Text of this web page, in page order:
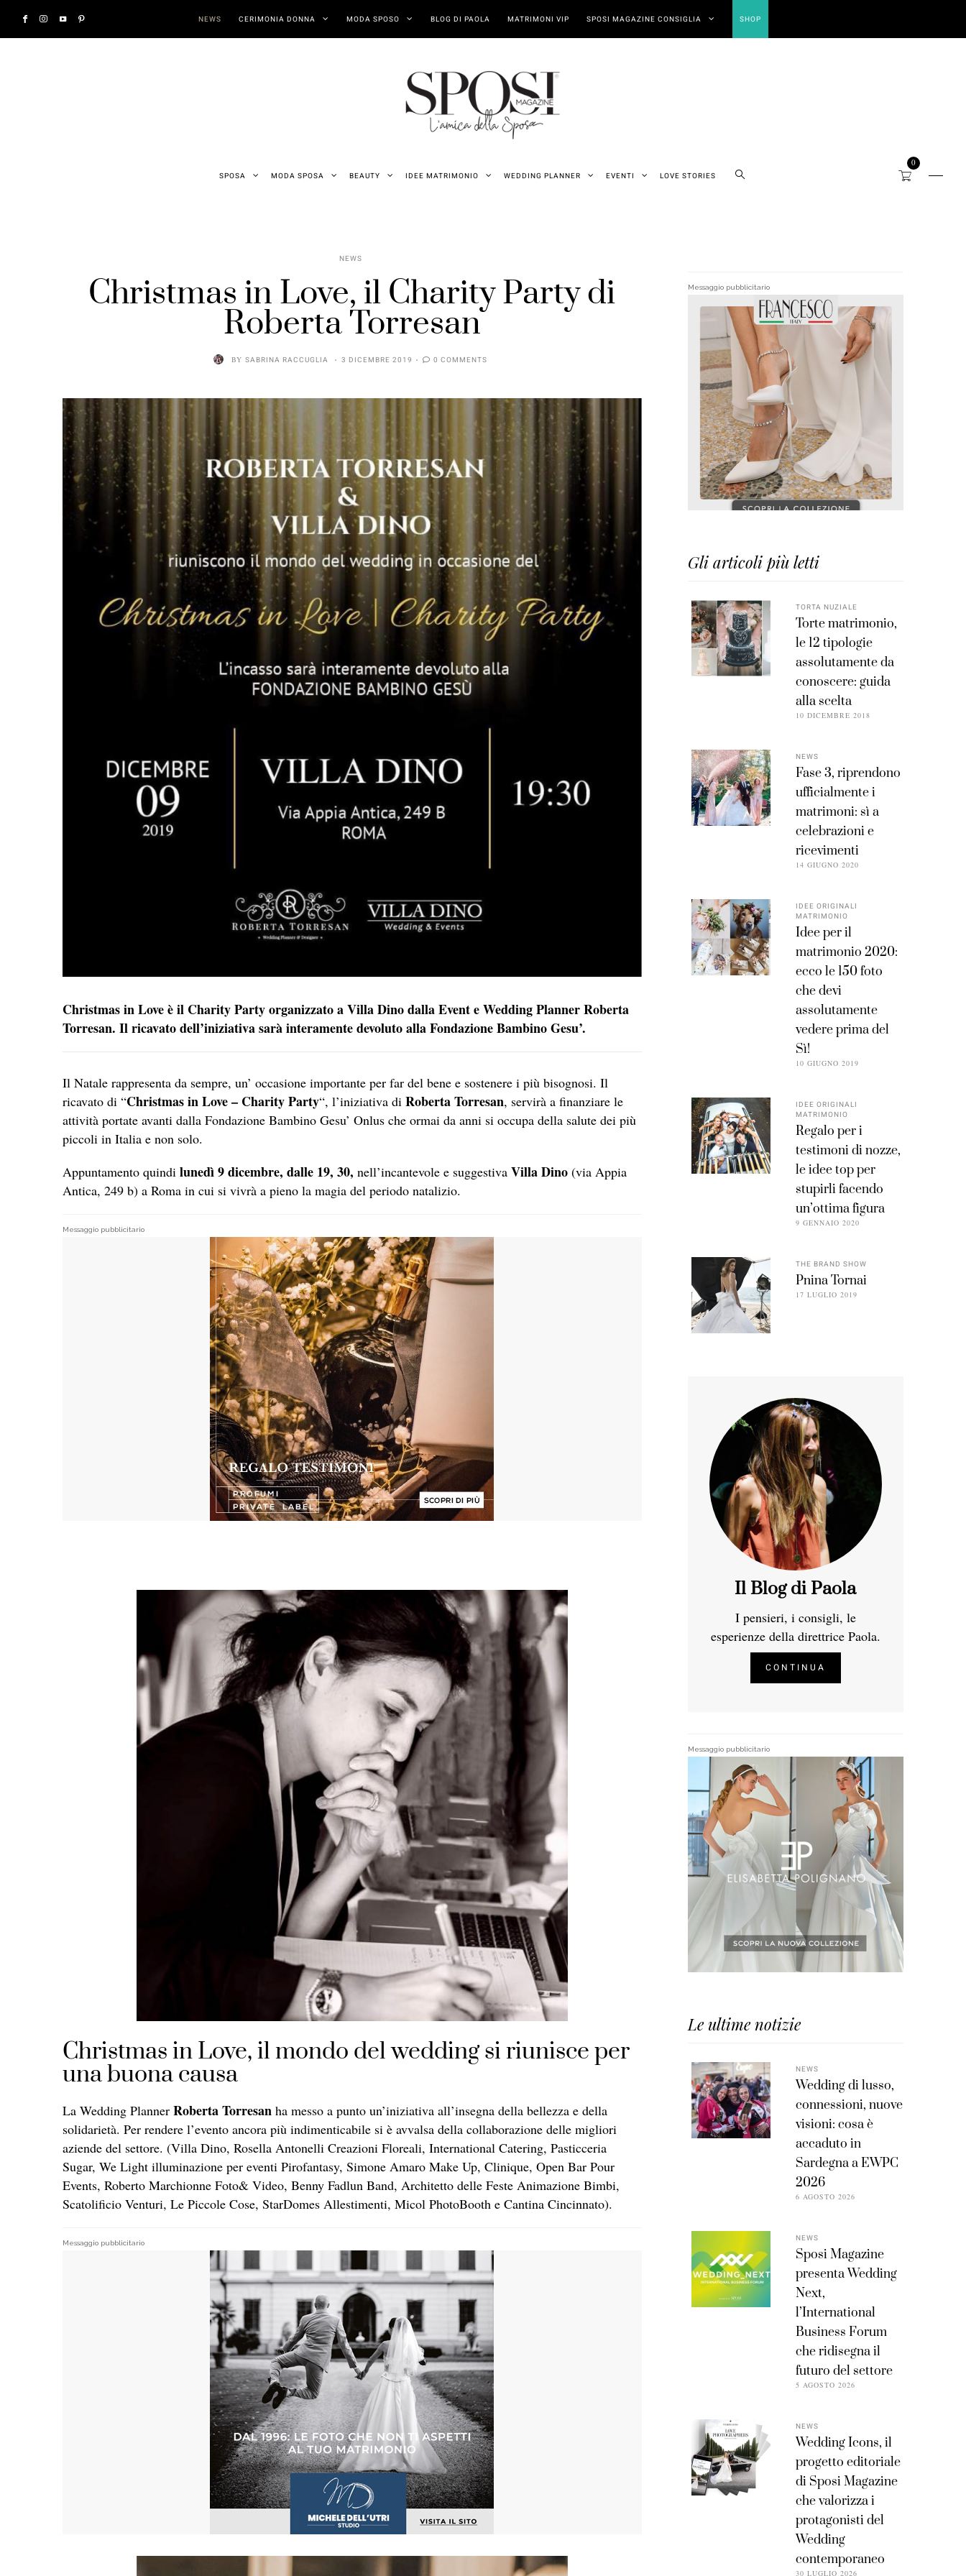
NEWS CERIMONIA DONNA MODA SPOSO BLOG DI PAOLA MATRIMONI VIP SPOSI MAGAZINE CONSIGLIA SHOP
SPOSA MODA SPOSA BEAUTY IDEE MATRIMONIO WEDDING PLANNER EVENTI LOVE STORIES
0
NEWS
Christmas in Love, il Charity Party di
Roberta Torresan
BYSABRINA RACCUGLIA 3 DICEMBRE 2019 0 COMMENTS
Christmas in Love è il Charity Party organizzato a Villa Dino dalla Event e Wedding Planner Roberta
Torresan. Il ricavato dell’iniziativa sarà interamente devoluto alla Fondazione Bambino Gesu’.
Il Natale rappresenta da sempre, un’ occasione importante per far del bene e sostenere i più bisognosi. Il
ricavato di “Christmas in Love – Charity Party“, l’iniziativa di Roberta Torresan, servirà a finanziare le
attività portate avanti dalla Fondazione Bambino Gesu’ Onlus che ormai da anni si occupa della salute dei più
piccoli in Italia e non solo.
Appuntamento quindi lunedì 9 dicembre, dalle 19, 30, nell’incantevole e suggestiva Villa Dino (via Appia
Antica, 249 b) a Roma in cui si vivrà a pieno la magia del periodo natalizio.
Messaggio pubblicitario
Christmas in Love, il mondo del wedding si riunisce per
una buona causa
La Wedding Planner Roberta Torresan ha messo a punto un’iniziativa all’insegna della bellezza e della
solidarietà. Per rendere l’evento ancora più indimenticabile si è avvalsa della collaborazione delle migliori
aziende del settore. (Villa Dino, Rosella Antonelli Creazioni Floreali, International Catering, Pasticceria
Sugar, We Light illuminazione per eventi Pirofantasy, Simone Amaro Make Up, Clinique, Open Bar Pour
Events, Roberto Marchionne Foto& Video, Benny Fadlun Band, Architetto delle Feste Animazione Bimbi,
Scatolificio Venturi, Le Piccole Cose, StarDomes Allestimenti, Micol PhotoBooth e Cantina Cincinnato).
Messaggio pubblicitario
Messaggio pubblicitario
Gli articoli più letti
TORTA NUZIALE
Torte matrimonio,
le 12 tipologie
assolutamente da
conoscere: guida
alla scelta
10 DICEMBRE 2018
NEWS
Fase 3, riprendono
ufficialmente i
matrimoni: sì a
celebrazioni e
ricevimenti
14 GIUGNO 2020
IDEE ORIGINALI
MATRIMONIO
Idee per il
matrimonio 2020:
ecco le 150 foto
che devi
assolutamente
vedere prima del
Sì!
10 GIUGNO 2019
IDEE ORIGINALI
MATRIMONIO
Regalo per i
testimoni di nozze,
le idee top per
stupirli facendo
un’ottima figura
9 GENNAIO 2020
THE BRAND SHOW
Pnina Tornai
17 LUGLIO 2019
Il Blog di Paola
I pensieri, i consigli, le
esperienze della direttrice Paola.
CONTINUA
Messaggio pubblicitario
Le ultime notizie
NEWS
Wedding di lusso,
connessioni, nuove
visioni: cosa è
accaduto in
Sardegna a EWPC
2026
6 AGOSTO 2026
NEWS
Sposi Magazine
presenta Wedding
Next,
l’International
Business Forum
che ridisegna il
futuro del settore
5 AGOSTO 2026
NEWS
Wedding Icons, il
progetto editoriale
di Sposi Magazine
che valorizza i
protagonisti del
Wedding
contemporaneo
30 LUGLIO 2026